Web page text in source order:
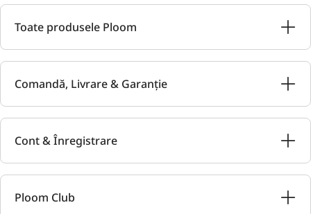
Toate produsele Ploom
Comandă, Livrare & Garanție
Cont & Înregistrare
Ploom Club